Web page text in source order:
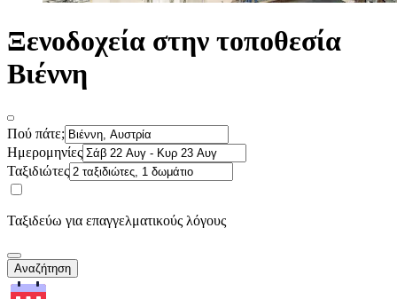
Ξενοδοχεία στην τοποθεσία
Βιέννη
Πού πάτε;
Ημερομηνίες
Ταξιδιώτες
Ταξιδεύω για επαγγελματικούς λόγους
Αναζήτηση